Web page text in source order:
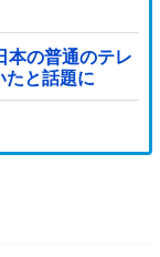
本の普通のテレ
たと話題に